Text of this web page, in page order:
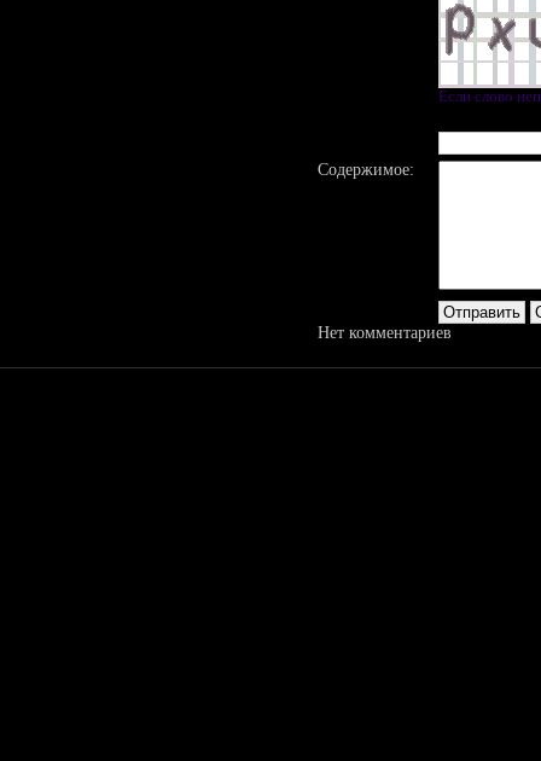
Если слово
Содержимое:
Нет комментариев